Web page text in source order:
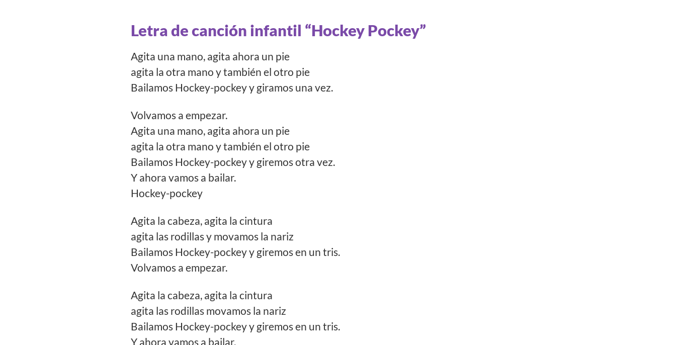
Letra de canción infantil “Hockey Pockey”
Agita una mano, agita ahora un pie
agita la otra mano y también el otro pie
Bailamos Hockey-pockey y giramos una vez.
Volvamos a empezar.
Agita una mano, agita ahora un pie
agita la otra mano y también el otro pie
Bailamos Hockey-pockey y giremos otra vez.
Y ahora vamos a bailar.
Hockey-pockey
Agita la cabeza, agita la cintura
agita las rodillas y movamos la nariz
Bailamos Hockey-pockey y giremos en un tris.
Volvamos a empezar.
Agita la cabeza, agita la cintura
agita las rodillas movamos la nariz
Bailamos Hockey-pockey y giremos en un tris.
Y ahora vamos a bailar.